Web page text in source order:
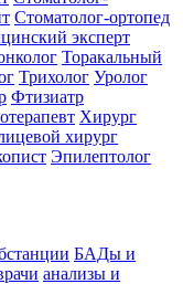
Стоматолог-ортопед
эксперт
Торакальный
Трихолог Уролог
Фтизиатр
Хирург
хирург
Эпилептолог
БАДы и
анализы и